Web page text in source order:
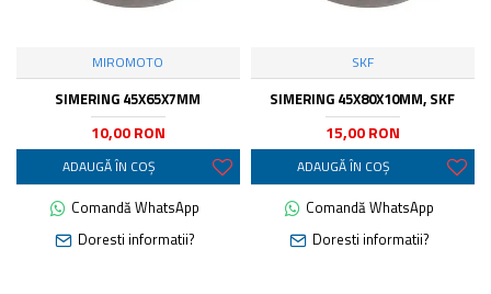
MIROMOTO
SIMERING 45X65X7MM
10,00 RON
ADAUGĂ ÎN COŞ
Comandă WhatsApp
Doresti informatii?
SKF
SIMERING 45X80X10MM, SKF
15,00 RON
ADAUGĂ ÎN COŞ
Comandă WhatsApp
Doresti informatii?